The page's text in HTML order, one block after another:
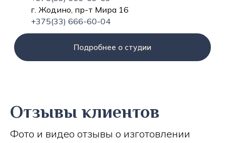
г. Жодино, пр-т Мира 16
+375(33) 666-60-04
Подробнее о студии
Отзывы клиентов
Фото и видео отзывы о изготовлении